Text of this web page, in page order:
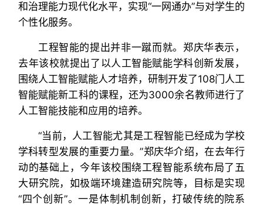
和治理能力现代化水平，实现“一网通办”与对学生的
个性化服务。
工程智能的提出并非一蹴而就。郑庆华表示，
去年该校就提出了以人工智能赋能学科创新发展，
围绕人工智能赋能人才培养，研制开发了108门人工
智能赋能新工科的课程，还为3000余名教师进行了
人工智能技能和应用的培养。
“当前，人工智能尤其是工程智能已经成为学校
学科转型发展的重要力量。”郑庆华介绍，在去年行
动的基础上，今年该校围绕工程智能系统布局了五
大研究院，如极端环境建造研究院等，目标是实现
“四个创新”。一是体制机制创新，打破传统的院系